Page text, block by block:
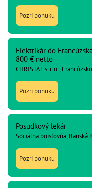
Pozri ponuku
Elektrikár do
800 € netto
CHRISTAL s. r. o., Francúzsko
Pozri ponuku
Posudkový lekár
Sociálna poisťovňa, Banská
Pozri ponuku